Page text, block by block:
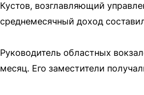
Кустов, возглавляющий
среднемесячный доход
Руководитель областных
месяц. Его заместители